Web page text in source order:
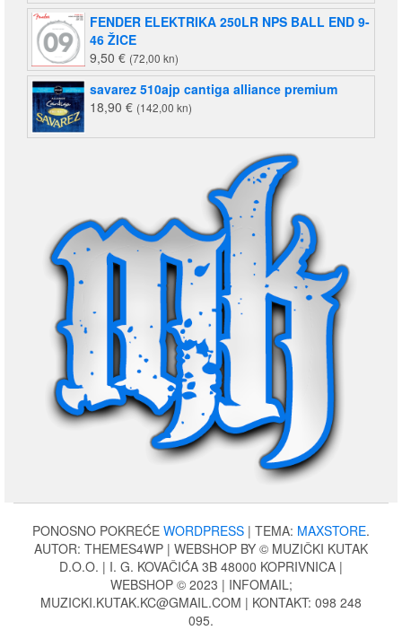
FENDER ELEKTRIKA 250LR NPS BALL END 9-
46 ŽICE
9,50 € (72,00 kn)
savarez 510ajp cantiga alliance premium
18,90 € (142,00 kn)
PONOSNO POKREĆE WORDPRESS | TEMA: MAXSTORE.
AUTOR: THEMES4WP | WEBSHOP BY © MUZIČKI KUTAK
D.O.O. | I. G. KOVAČIĆA 3B 48000 KOPRIVNICA |
WEBSHOP © 2023 | INFOMAIL;
MUZICKI.KUTAK.KC@GMAIL.COM | KONTAKT: 098 248
095.